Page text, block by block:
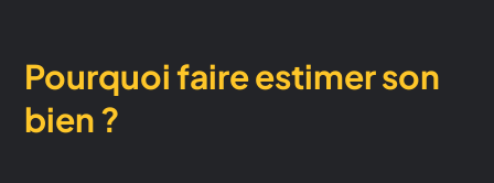
Pourquoi faire estimer son
bien ?